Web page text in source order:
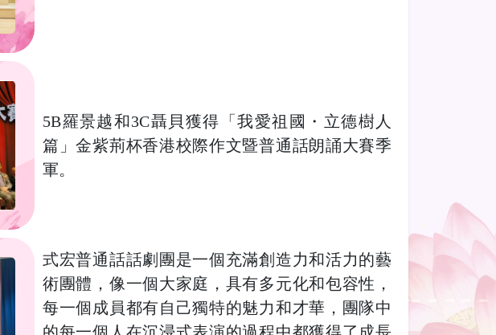
5B羅景越和3C聶貝獲得「我愛祖國・立德樹人
篇」金紫荊杯香港校際作文暨普通話朗誦大賽季
軍。
式宏普通話話劇團是一個充滿創造力和活力的藝
術團體，像一個大家庭，具有多元化和包容性，
每一個成員都有自己獨特的魅力和才華，團隊中